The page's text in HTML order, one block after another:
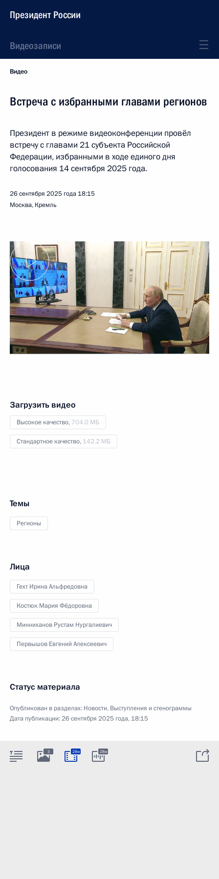
Президент России
Видеозаписи
Видео
Встреча с избранными главами регионов
Президент в режиме видеоконференции провёл
встречу с главами 21 субъекта Российской
Федерации, избранными в ходе единого дня
голосования 14 сентября 2025 года.
26 сентября 2025 года 18:15
Москва, Кремль
Загрузить видео
Высокое качество, 704.0 МБ
Стандартное качество, 142.2 МБ
Темы
Регионы
Лица
Гехт Ирина Альфредовна
Костюк Мария Фёдоровна
Минниханов Рустам Нургалиевич
Первышов Евгений Алексеевич
Статус материала
Опубликован в разделах: Новости, Выступления и стенограммы
Дата публикации:26 сентября 2025 года, 18:15
3 28м 28м